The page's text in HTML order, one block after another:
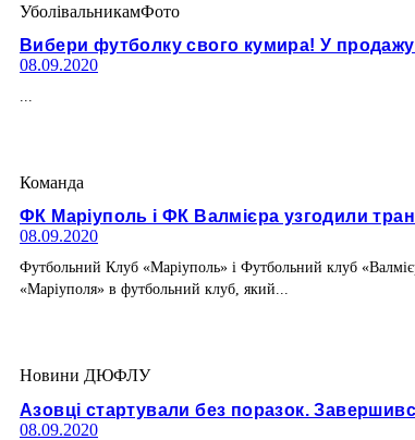
УболівальникамФото
Вибери футболку свого кумира! У
08.09.2020
...
Команда
ФК Маріуполь і ФК Валмієра узгодили
08.09.2020
Футбольний Клуб «Маріуполь» і Футбольний клуб
«Маріуполя» в футбольний клуб, який...
Новини ДЮФЛУ
Азовці стартували без поразок.
08.09.2020